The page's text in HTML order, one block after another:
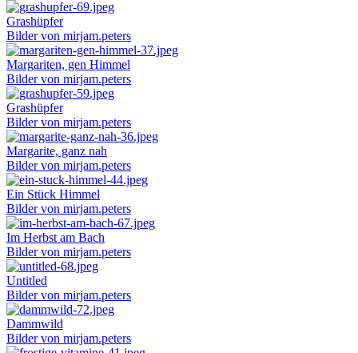
Grashüpfer
Bilder von mirjam.peters
Margariten, gen Himmel
Bilder von mirjam.peters
Grashüpfer
Bilder von mirjam.peters
Margarite, ganz nah
Bilder von mirjam.peters
Ein Stück Himmel
Bilder von mirjam.peters
Im Herbst am Bach
Bilder von mirjam.peters
Untitled
Bilder von mirjam.peters
Dammwild
Bilder von mirjam.peters